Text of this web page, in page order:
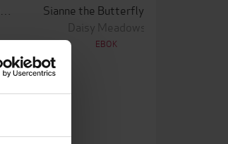
Sianne the Butterfly Fairy
Daisy Meadows
EBOK